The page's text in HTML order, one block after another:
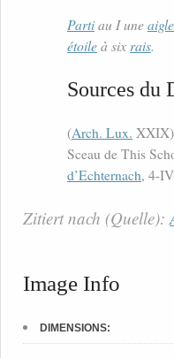
Partiau I uneaigle
étoileà six rais.
Sources du
(Arch. Lux.
Sceau de This
d’Echternach, 4-
Zitiert nach (Quelle):
Image Info
DIMENSIONS: